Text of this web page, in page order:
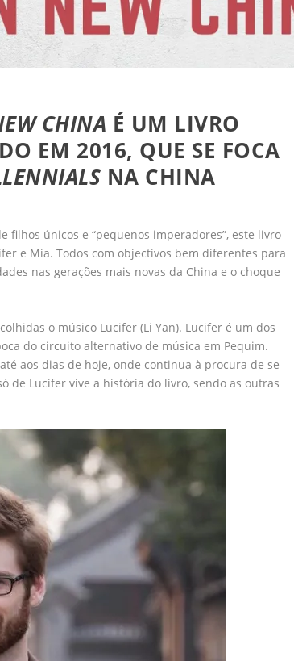
CHINA É UM LIVRO
EM 2016, QUE SE FOCA
NA CHINA
filhos únicos e “pequenos imperadores”, este livro
e Mia. Todos com objectivos bem diferentes para
nas gerações mais novas da China e o choque
o músico Lucifer (Li Yan). Lucifer é um dos
do circuito alternativo de música em Pequim.
aos dias de hoje, onde continua à procura de se
de Lucifer vive a história do livro, sendo as outras